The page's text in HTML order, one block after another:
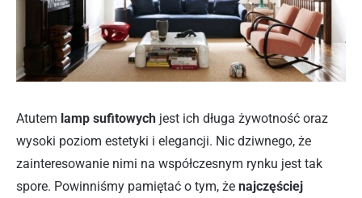
Atutem lamp sufitowych jest ich długa żywotność oraz
wysoki poziom estetyki i elegancji. Nic dziwnego, że
zainteresowanie nimi na współczesnym rynku jest tak
spore. Powinniśmy pamiętać o tym, że najczęściej